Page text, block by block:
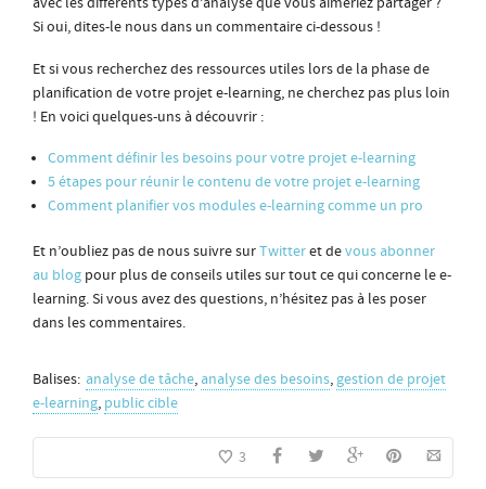
Si oui, dites-le nous dans un commentaire ci-dessous !
Et si vous recherchez des ressources utiles lors de la phase de
planification de votre projet e-learning, ne cherchez pas plus loin
! En voici quelques-uns à découvrir :
Comment définir les besoins pour votre projet e-learning
5 étapes pour réunir le contenu de votre projet e-learning
Comment planifier vos modules e-learning comme un pro
Et n’oubliez pas de nous suivre surTwitteret devous abonner
au blog pour plus de conseils utiles sur tout ce qui concerne le e-
learning. Si vous avez des questions, n’hésitez pas à les poser
dans les commentaires.
Balises: analyse de tâche, analyse des besoins,gestion de projet
e-learning, public cible
3